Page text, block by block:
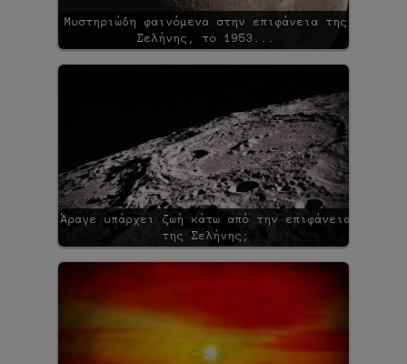
Μυστηριώδη φαινόμενα στην επιφάνεια της
Σελήνης, το 1953...
Άραγε υπάρχει ζωή κάτω από την επιφάνεια
της Σελήνης;